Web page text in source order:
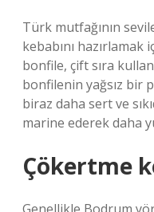
Türk mutfağının
kebabını
bonfile, çift sıra
bonfilenin yağsız bir
biraz daha sert ve
marine ederek daha
Çökertme